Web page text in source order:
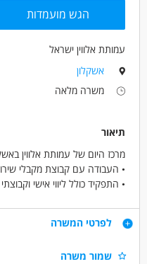
הגש מועמדות
עמותת אלווין ישראל
אשקלון
משרה מלאה
תיאור
מרכז היום של עמותת אלווין
• העבודה עם קבוצת מקבלי
• התפקיד כולל ליווי אישי
• משרה מיידית ומלאה, העבודה בימי א'-
• העבודה במרכז היום בשד'
דרישות
לפרטי המשרה
שמור משרה